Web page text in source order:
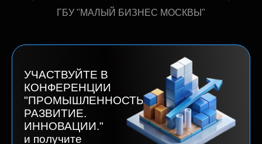
ГБУ "МАЛЫЙ БИЗНЕС МОСКВЫ"
УЧАСТВУЙТЕ В
КОНФЕРЕНЦИИ
"ПРОМЫШЛЕННОСТЬ.
РАЗВИТИЕ.
ИННОВАЦИИ."
и получите